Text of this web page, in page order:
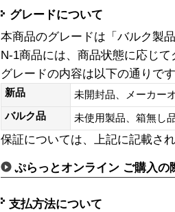
グレードについて
本商品のグレードは「バルク製
N-1商品には、商品状態に応じ
グレードの内容は以下の通りで
新品
未開封品、メーカー
バルク品
未使用製品、箱無
保証については、上記に記載さ
ぷらっとオンライン ご購入の
支払方法について